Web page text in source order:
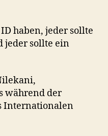
5:
Kommt
Gefängnis“?
haben, jeder sollte
jeder sollte ein
während der
Internationalen